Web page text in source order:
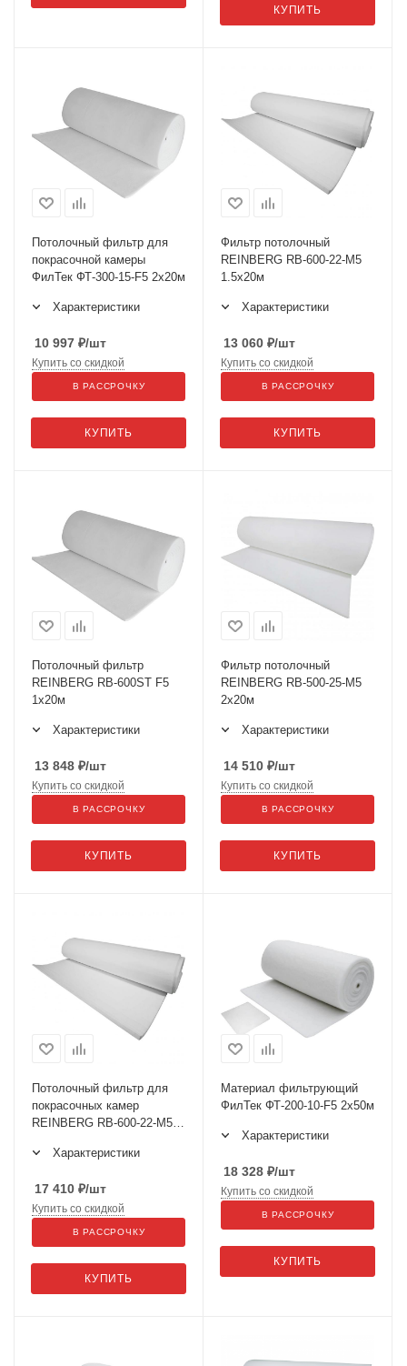
КУПИТЬ
Потолочный фильтр для
покрасочной камеры
ФилТек ФТ-300-15-F5 2x20м
Характеристики
10 997 ₽/шт
КУПИТЬ
Купить со скидкой
В РАССРОЧКУ
Фильтр потолочный
REINBERG RB-600-22-М5
1.5x20м
Характеристики
13 060 ₽/шт
КУПИТЬ
Купить со скидкой
В РАССРОЧКУ
Потолочный фильтр
REINBERG RB-600ST F5
1x20м
Характеристики
13 848 ₽/шт
КУПИТЬ
Купить со скидкой
В РАССРОЧКУ
Фильтр потолочный
REINBERG RB-500-25-М5
2x20м
Характеристики
14 510 ₽/шт
КУПИТЬ
Купить со скидкой
В РАССРОЧКУ
Потолочный фильтр для
покрасочных камер
REINBERG RB-600-22-М5
Характеристики
17 410 ₽/шт
КУПИТЬ
Купить со скидкой
В РАССРОЧКУ
Материал фильтрующий
ФилТек ФТ-200-10-F5 2x50м
Характеристики
18 328 ₽/шт
КУПИТЬ
Купить со скидкой
В РАССРОЧКУ